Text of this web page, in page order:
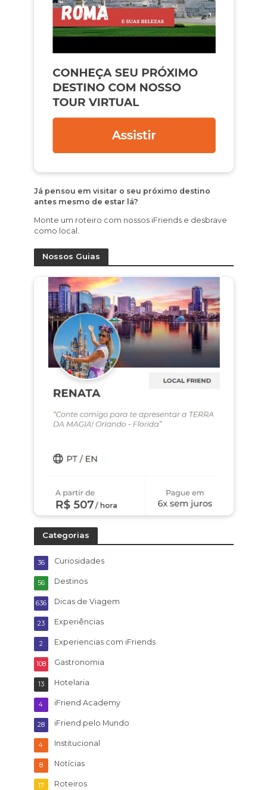
Já pensou em visitar o seu próximo destino
antes mesmo de estar lá?
Monte um roteiro com nossos iFriends e desbrave
como local.
Nossos Guias
Categorias
Curiosidades
36
Destinos
56
Dicas de Viagem
636
Experiências
23
Experiencias com iFriends
2
Gastronomia
108
Hotelaria
13
iFriend Academy
4
iFriend pelo Mundo
28
Institucional
4
Notícias
8
Roteiros
17